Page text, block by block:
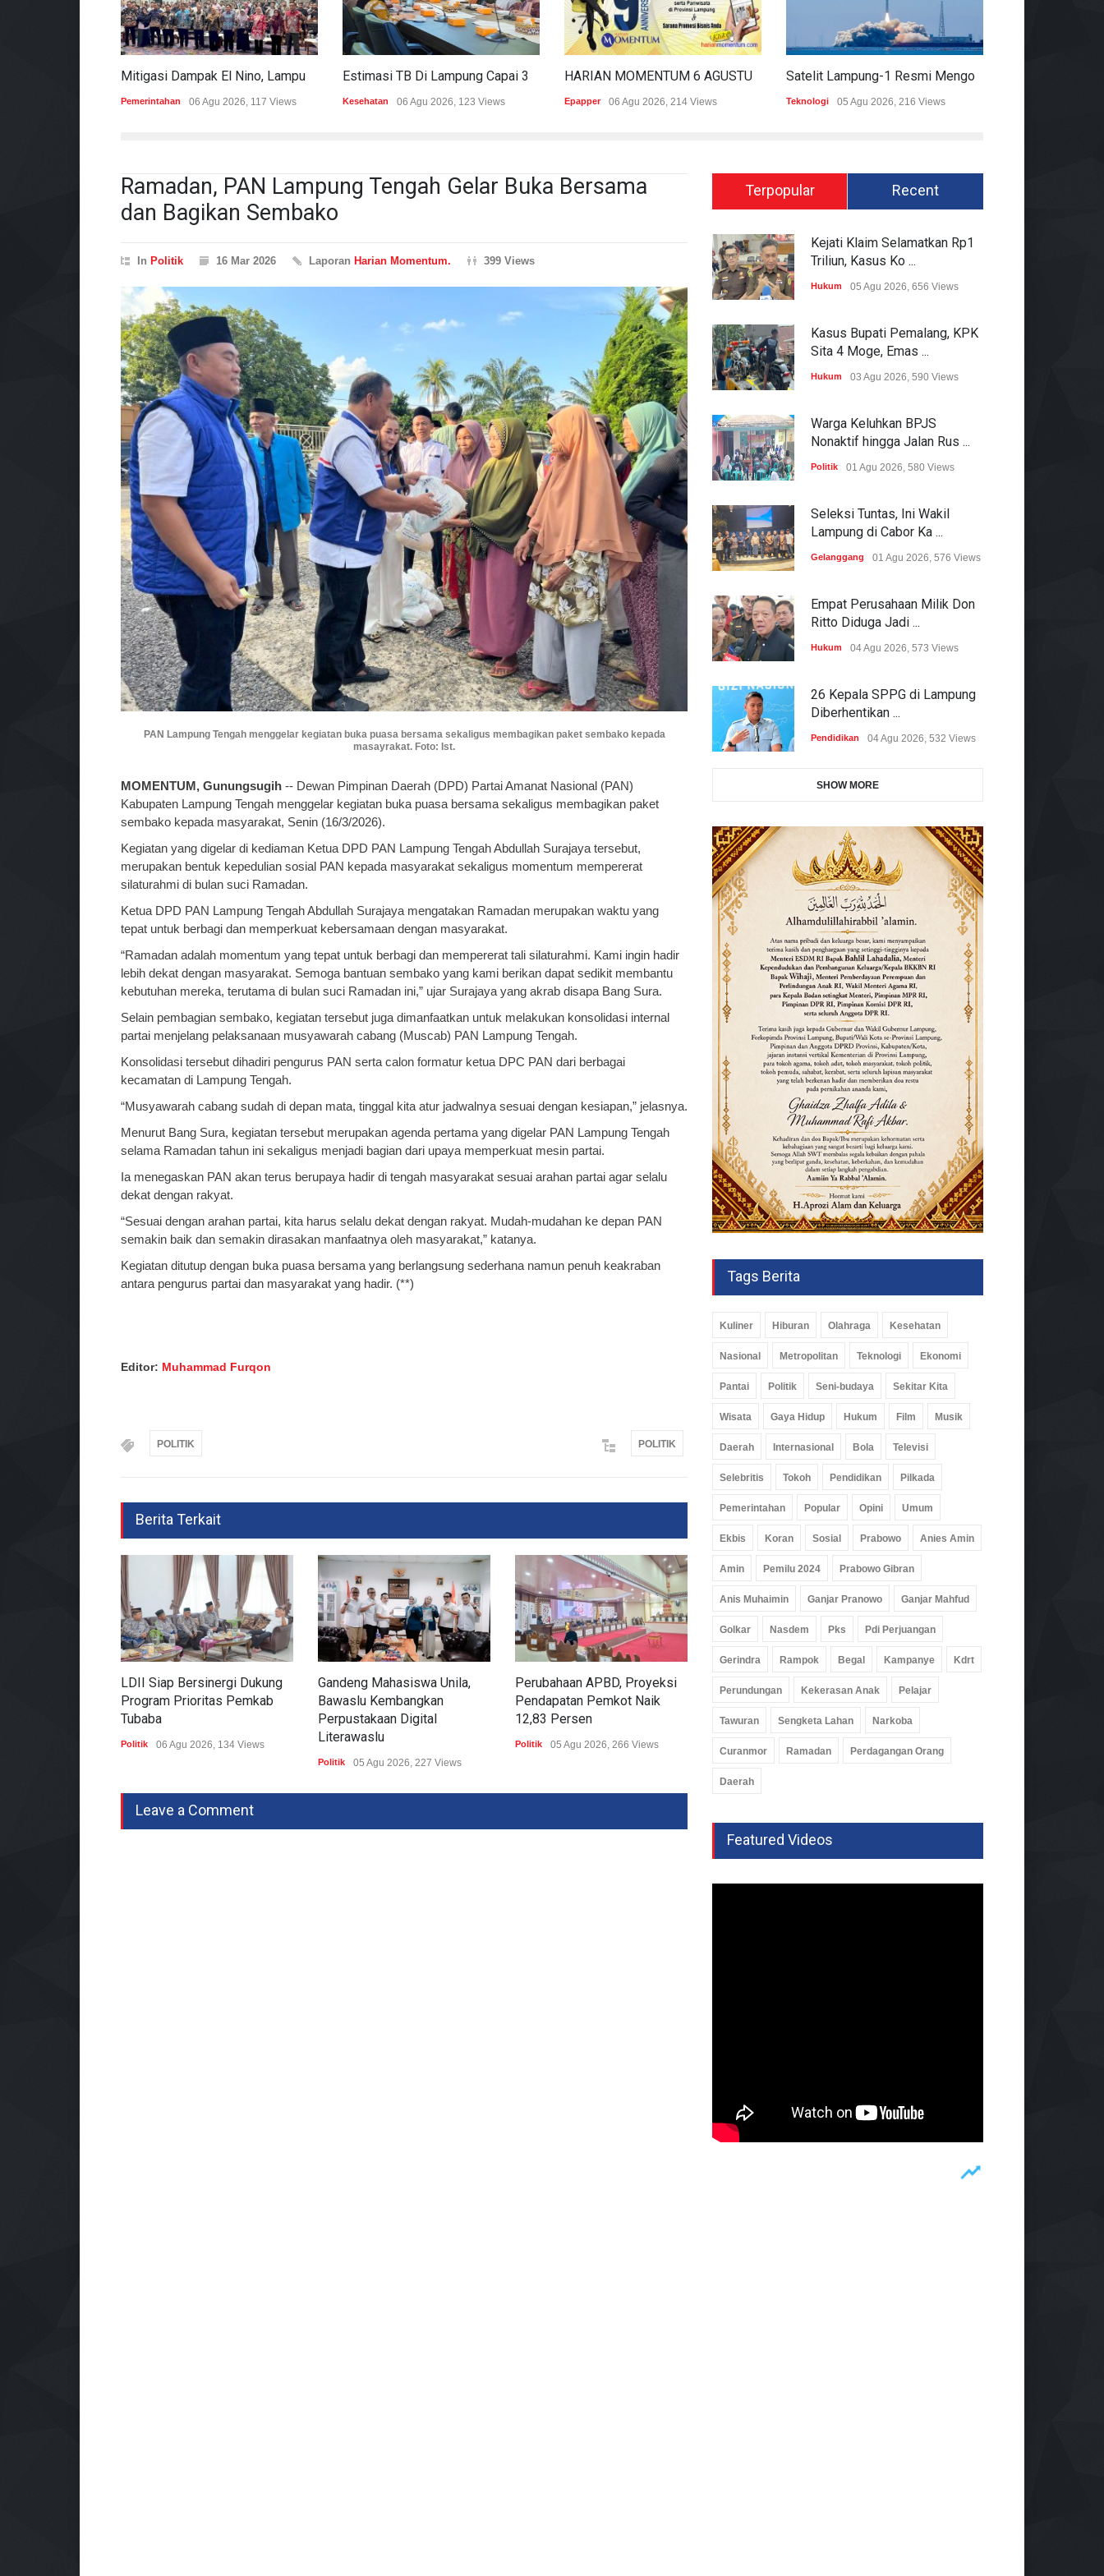
Pemerintahan 06 Agu 2026, 117 Views Kesehatan 06 Agu 2026, 123 Views Epapper 06 Agu 2026, 214 Views Teknologi 05 Agu 2026, 216 Views
Ramadan, PAN Lampung Tengah Gelar Buka Bersama
dan Bagikan Sembako
In Politik 16 Mar 2026 Laporan Harian Momentum. 399 Views
PAN Lampung Tengah menggelar kegiatan buka puasa bersama sekaligus membagikan paket sembako kepada
masayrakat. Foto: Ist.
MOMENTUM, Gunungsugih -- Dewan Pimpinan Daerah (DPD) Partai Amanat Nasional (PAN)
Kabupaten Lampung Tengah menggelar kegiatan buka puasa bersama sekaligus membagikan paket
sembako kepada masyarakat, Senin (16/3/2026).
Kegiatan yang digelar di kediaman Ketua DPD PAN Lampung Tengah Abdullah Surajaya tersebut,
merupakan bentuk kepedulian sosial PAN kepada masyarakat sekaligus momentum mempererat
silaturahmi di bulan suci Ramadan.
Ketua DPD PAN Lampung Tengah Abdullah Surajaya mengatakan Ramadan merupakan waktu yang
tepat untuk berbagi dan memperkuat kebersamaan dengan masyarakat.
“Ramadan adalah momentum yang tepat untuk berbagi dan mempererat tali silaturahmi. Kami ingin hadir
lebih dekat dengan masyarakat. Semoga bantuan sembako yang kami berikan dapat sedikit membantu
kebutuhan mereka, terutama di bulan suci Ramadan ini,” ujar Surajaya yang akrab disapa Bang Sura.
Selain pembagian sembako, kegiatan tersebut juga dimanfaatkan untuk melakukan konsolidasi internal
partai menjelang pelaksanaan musyawarah cabang (Muscab) PAN Lampung Tengah.
Konsolidasi tersebut dihadiri pengurus PAN serta calon formatur ketua DPC PAN dari berbagai
kecamatan di Lampung Tengah.
“Musyawarah cabang sudah di depan mata, tinggal kita atur jadwalnya sesuai dengan kesiapan,” jelasnya.
Menurut Bang Sura, kegiatan tersebut merupakan agenda pertama yang digelar PAN Lampung Tengah
selama Ramadan tahun ini sekaligus menjadi bagian dari upaya memperkuat mesin partai.
Ia menegaskan PAN akan terus berupaya hadir di tengah masyarakat sesuai arahan partai agar selalu
dekat dengan rakyat.
“Sesuai dengan arahan partai, kita harus selalu dekat dengan rakyat. Mudah-mudahan ke depan PAN
semakin baik dan semakin dirasakan manfaatnya oleh masyarakat,” katanya.
Kegiatan ditutup dengan buka puasa bersama yang berlangsung sederhana namun penuh keakraban
antara pengurus partai dan masyarakat yang hadir. (**)
Editor: Muhammad Furqon
POLITIK POLITIK
Berita Terkait
LDII Siap Bersinergi Dukung
Program Prioritas Pemkab
Tubaba
Politik 06 Agu 2026, 134 Views
Gandeng Mahasiswa Unila,
Bawaslu Kembangkan
Perpustakaan Digital
Literawaslu
Politik 05 Agu 2026, 227 Views
Perubahaan APBD, Proyeksi
Pendapatan Pemkot Naik
12,83 Persen
Politik 05 Agu 2026, 266 Views
DPRD Dukung Peluncuran
Satelit Lampung-1, Dorong
Pemanfaatan Data Untuk
Leave a Comment
Terpopular Recent
Kejati Klaim Selamatkan Rp1
Triliun, Kasus Ko ...
Hukum 05 Agu 2026, 656 Views
Kasus Bupati Pemalang, KPK
Sita 4 Moge, Emas ...
Hukum 03 Agu 2026, 590 Views
Warga Keluhkan BPJS
Nonaktif hingga Jalan Rus ...
Politik 01 Agu 2026, 580 Views
Seleksi Tuntas, Ini Wakil
Lampung di Cabor Ka ...
Gelanggang 01 Agu 2026, 576 Views
Empat Perusahaan Milik Don
Ritto Diduga Jadi ...
Hukum 04 Agu 2026, 573 Views
26 Kepala SPPG di Lampung
Diberhentikan ...
Pendidikan 04 Agu 2026, 532 Views
SHOW MORE
Tags Berita
Kuliner Hiburan Olahraga Kesehatan
Nasional Metropolitan Teknologi Ekonomi
Pantai Politik Seni-budaya Sekitar Kita
Wisata Gaya Hidup Hukum Film Musik
Daerah Internasional Bola Televisi
Selebritis Tokoh Pendidikan Pilkada
Pemerintahan Popular Opini Umum
Ekbis Koran Sosial Prabowo Anies Amin
Amin Pemilu 2024 Prabowo Gibran
Anis Muhaimin Ganjar Pranowo Ganjar Mahfud
Golkar Nasdem Pks Pdi Perjuangan
Gerindra Rampok Begal Kampanye Kdrt
Perundungan Kekerasan Anak Pelajar
Tawuran Sengketa Lahan Narkoba
Curanmor Ramadan Perdagangan Orang
Daerah
Featured Videos